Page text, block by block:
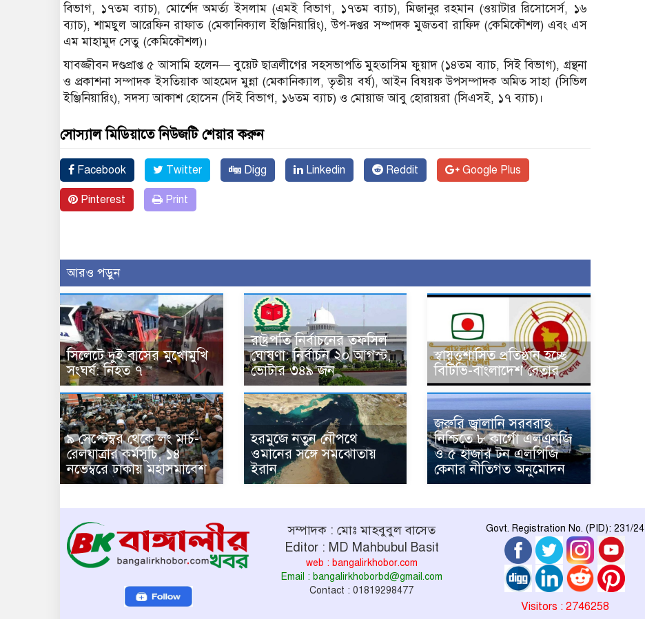
বিভাগ, ১৭তম ব্যাচ), মোর্শেদ অমর্ত্য ইসলাম (এমই বিভাগ, ১৭তম ব্যাচ), মিজানুর রহমান (ওয়াটার রিসোসের্স, ১৬
ব্যাচ), শামছুল আরেফিন রাফাত (মেকানিক্যাল ইঞ্জিনিয়ারিং), উপ-দপ্তর সম্পাদক মুজতবা রাফিদ (কেমিকৌশল) এবং এস
এম মাহামুদ সেতু (কেমিকৌশল)।
যাবজ্জীবন দণ্ডপ্রাপ্ত ৫ আসামি হলেন— বুয়েট ছাত্রলীগের সহসভাপতি মুহতাসিম ফুয়াদ (১৪তম ব্যাচ, সিই বিভাগ), গ্রন্থনা
ও প্রকাশনা সম্পাদক ইসতিয়াক আহমেদ মুন্না (মেকানিক্যাল, তৃতীয় বর্ষ), আইন বিষয়ক উপসম্পাদক অমিত সাহা (সিভিল
ইঞ্জিনিয়ারিং), সদস্য আকাশ হোসেন (সিই বিভাগ, ১৬তম ব্যাচ) ও মোয়াজ আবু হোরায়রা (সিএসই, ১৭ ব্যাচ)।
সোস্যাল মিডিয়াতে নিউজটি শেয়ার করুন
Facebook Twitter Digg Linkedin Reddit Google Plus
Pinterest Print
আরও পড়ুন
সিলেটে দুই বাসের মুখোমুখি
সংঘর্ষ: নিহত ৭
রাষ্ট্রপতি নির্বাচনের তফসিল
ঘোষণা: নির্বাচন ২০ আগস্ট,
ভোটার ৩৪৯ জন
স্বায়ত্তশাসিত প্রতিষ্ঠান হচ্ছে
বিটিভি-বাংলাদেশ বেতার
৯ সেপ্টেম্বর থেকে লং মার্চ-
রেলযাত্রার কর্মসূচি, ১৪
নভেম্বরে ঢাকায় মহাসমাবেশ
হরমুজে নতুন নৌপথে
ওমানের সঙ্গে সমঝোতায়
ইরান
জরুরি জ্বালানি সরবরাহ
নিশ্চিতে ৮ কার্গো এলএনজি
ও ৫ হাজার টন এলপিজি
কেনার নীতিগত অনুমোদন
সম্পাদক : মোঃ মাহবুবুল বাসেত
Editor : MD Mahbubul Basit
web : bangalirkhobor.com
Email : bangalirkhoborbd@gmail.com
Contact : 01819298477
Govt. Registration No. (PID): 231/24
Visitors : 2746258